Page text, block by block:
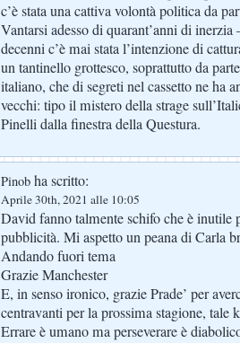
c’è stata una cattiva volontà politica da
Vantarsi adesso di quarant’anni di inerzia
decenni c’è mai stata l’intenzione di
un tantinello grottesco, soprattutto da
italiano, che di segreti nel cassetto ne ha
vecchi: tipo il mistero della strage
Pinelli dalla finestra della Questura.
Pinob ha scritto:
Aprile 30th, 2021 alle 10:05
David fanno talmente schifo che è inutile
pubblicità. Mi aspetto un peana di Carla
Andando fuori tema
Grazie Manchester
E, in senso ironico, grazie Prade’ per
centravanti per la prossima stagione, tale
Errare è umano ma perseverare è